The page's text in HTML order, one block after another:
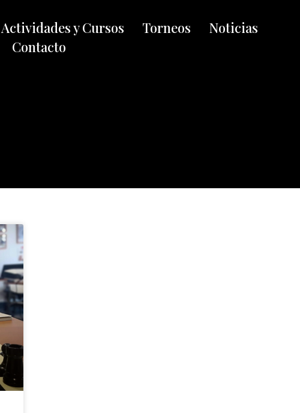
Actividades y Cursos Torneos
Noticias
Contacto